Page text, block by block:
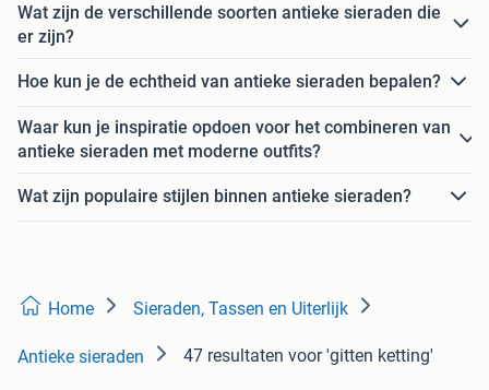
Wat zijn de verschillende soorten antieke sieraden die
er zijn?
Hoe kun je de echtheid van antieke sieraden bepalen?
Waar kun je inspiratie opdoen voor het combineren van
antieke sieraden met moderne outfits?
Wat zijn populaire stijlen binnen antieke sieraden?
Home Sieraden, Tassen en Uiterlijk
Antieke sieraden 47 resultaten voor 'gitten ketting'